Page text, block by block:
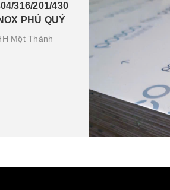
316/201/430
PHÚ QUÝ
Thành